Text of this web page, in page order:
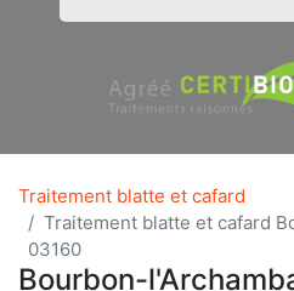
Traitement blatte et cafard
Traitement blatte et cafard
03160
Bourbon-